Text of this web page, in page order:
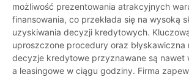
możliwość prezentowania atrakcyjnych
finansowania, co przekłada się na wysoką
uzyskiwania decyzji kredytowych.
uproszczone procedury oraz błyskawiczna
decyzje kredytowe przyznawane są nawet
a leasingowe w ciągu godziny. Firma